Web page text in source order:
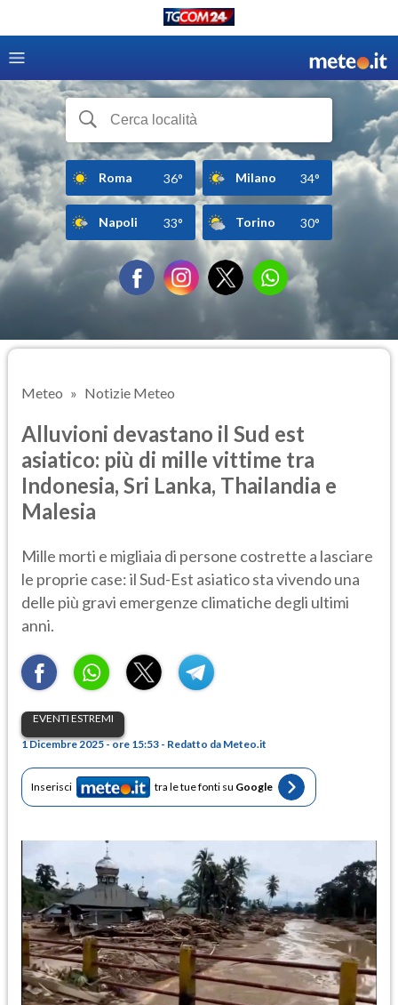
Roma 36° Milano 34°
Napoli 33° Torino 30°
Meteo Notizie Meteo
Alluvioni devastano il Sud est
asiatico: più di mille vittime tra
Indonesia, Sri Lanka, Thailandia e
Malesia
Mille morti e migliaia di persone costrette a lasciare
le proprie case: il Sud-Est asiatico sta vivendo una
delle più gravi emergenze climatiche degli ultimi
anni.
EVENTI ESTREMI
1 Dicembre 2025 - ore 15:53 - Redatto da Meteo.it
Inserisci tra le tue fonti su Google